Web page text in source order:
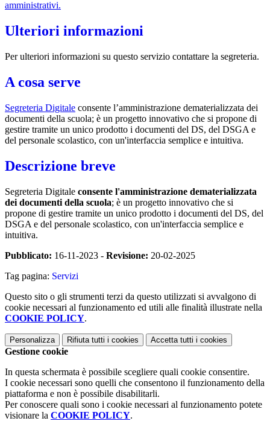
amministrativi.
Ulteriori informazioni
Per ulteriori informazioni su questo servizio contattare la segreteria.
A cosa serve
Segreteria Digitale consente l’amministrazione dematerializzata dei
documenti della scuola; è un progetto innovativo che si propone di
gestire tramite un unico prodotto i documenti del DS, del DSGA e
del personale scolastico, con un'interfaccia semplice e intuitiva.
Descrizione breve
Segreteria Digitale consente l'amministrazione dematerializzata
dei documenti della scuola; è un progetto innovativo che si
propone di gestire tramite un unico prodotto i documenti del DS, del
DSGA e del personale scolastico, con un'interfaccia semplice e
intuitiva.
Pubblicato: 16-11-2023 - Revisione: 20-02-2025
Tag pagina: Servizi
Questo sito o gli strumenti terzi da questo utilizzati si avvalgono di
cookie necessari al funzionamento ed utili alle finalità illustrate nella
COOKIE POLICY.
Personalizza Rifiuta tutti i cookies Accetta tutti i cookies
Gestione cookie
In questa schermata è possibile scegliere quali cookie consentire.
I cookie necessari sono quelli che consentono il funzionamento della
piattaforma e non è possibile disabilitarli.
Per conoscere quali sono i cookie necessari al funzionamento potete
visionare la COOKIE POLICY.